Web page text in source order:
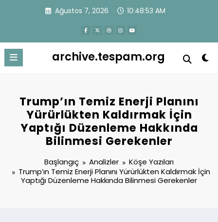
Ağustos 7, 2026 10:48:53 AM
archive.tespam.org
Trump’ın Temiz Enerji Planını
Yürürlükten Kaldırmak İçin
Yaptığı Düzenleme Hakkında
Bilinmesi Gerekenler
Başlangıç Analizler
Köşe Yazıları
Trump’ın Temiz Enerji Planını Yürürlükten Kaldırmak İçin
Yaptığı Düzenleme Hakkında Bilinmesi Gerekenler